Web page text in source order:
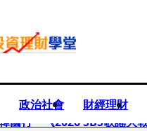
政治社會 財經理財
國行 《2026 SBS歌謠大